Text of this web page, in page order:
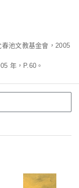
池文教基金會，2005
年，P.60。